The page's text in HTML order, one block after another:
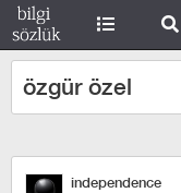
özgür özel
independence